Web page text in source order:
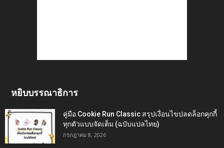
หยิบบรรณาธิการ
คู่มือ Cookie Run Classic สรุปเงื่อนไขปลดล็อกคุกกี้
ทุกตัวแบบจัดเต็ม (ฉบับแปลไทย)
กรกฎาคม 8, 2026